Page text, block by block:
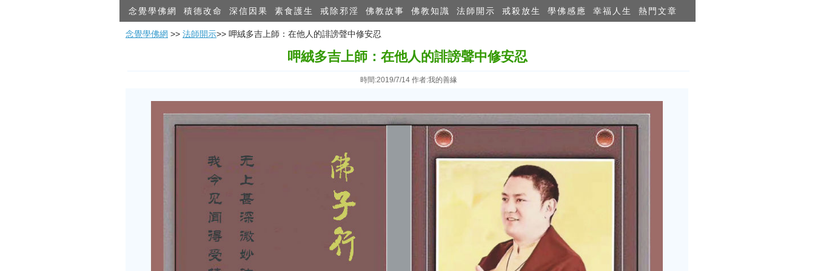
念覺學佛網 積德改命 深信因果 素食護生 戒除邪淫 佛教故事 佛教知識 法師開示 戒殺放生 學佛感應 幸福人生 熱門文章
念覺學佛網 >> 法師開示>> 呷絨多吉上師：在他人的誹謗聲中修安忍
呷絨多吉上師：在他人的誹謗聲中修安忍
時間:2019/7/14 作者:我的善緣